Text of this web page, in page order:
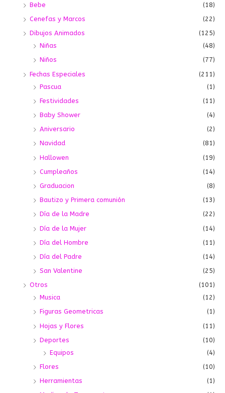
Bebe
(18)
Cenefas y Marcos
(22)
Dibujos Animados
(125)
Niñas
(48)
Niños
(77)
Fechas Especiales
(211)
Pascua
(1)
Festividades
(11)
Baby Shower
(4)
Aniversario
(2)
Navidad
(81)
Hallowen
(19)
Cumpleaños
(14)
Graduacion
(8)
Bautizo y Primera comunión
(13)
Día de la Madre
(22)
Día de la Mujer
(14)
Día del Hombre
(11)
Día del Padre
(14)
San Valentine
(25)
Otros
(101)
Musica
(12)
Figuras Geometricas
(1)
Hojas y Flores
(11)
Deportes
(10)
Equipos
(4)
Flores
(10)
Herramientas
(1)